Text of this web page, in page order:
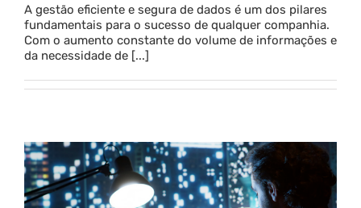
A gestão eficiente e segura de dados é um dos pilares
fundamentais para o sucesso de qualquer companhia.
Com o aumento constante do volume de informações e
da necessidade de [...]